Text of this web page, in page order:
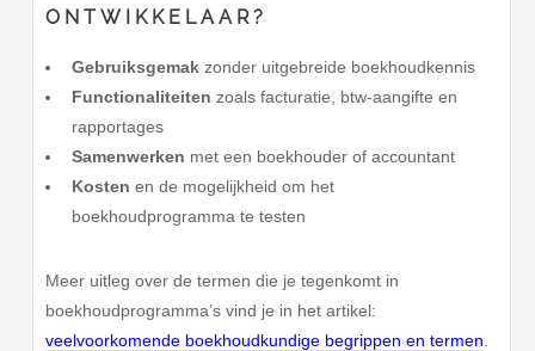
ONTWIKKELAAR?
Gebruiksgemakzonder uitgebreide boekhoudkennis
Functionaliteiten zoals facturatie, btw-aangifte en
rapportages
Samenwerken met een boekhouder of accountant
Kosten en de mogelijkheid om het
boekhoudprogramma te testen
Meer uitleg over de termen die je tegenkomt in
boekhoudprogramma’s vind je in het artikel:
veelvoorkomende boekhoudkundige begrippen en termen